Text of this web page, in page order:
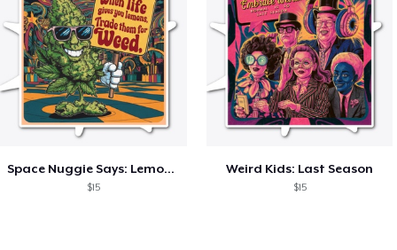
Space Nuggie Says: Lemons for Weed
$15
Weird Kids: Last Season
$15